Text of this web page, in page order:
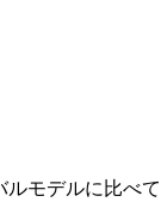
モデルに比べて